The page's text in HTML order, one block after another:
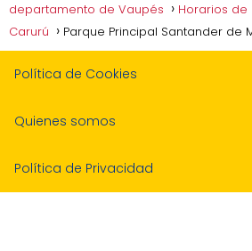
departamento de Vaupés
Horarios de
Carurú
Parque Principal Santander de
Política de Cookies
Quienes somos
Política de Privacidad